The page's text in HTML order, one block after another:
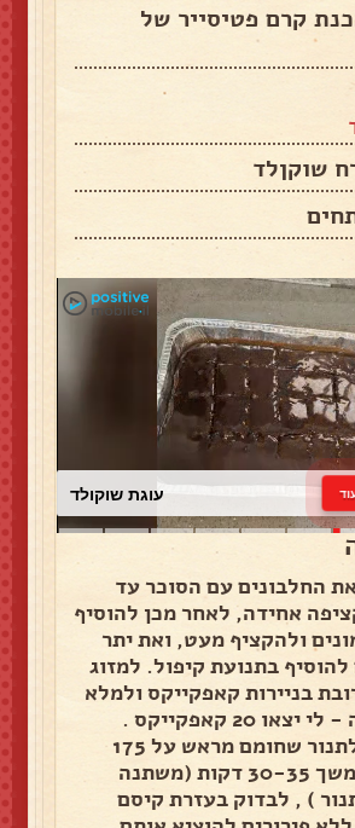
קרם פטיסייר של
עוגת שוקולד
החלבונים עם הסוכר עד
אחידה, לאחר מכן להוסיף
ולהקציף מעט, ואת יתר
בתנועת קיפול. למזוג
בניירות קאפקייקס ולמלא
2/3 גובה - לי יצאו 20 קאפקייקס .
להכניס לתנור שחומם מראש על 175
מעלות למשך 30-35 דקות (משתנה
) , לבדוק בעזרת קיסם